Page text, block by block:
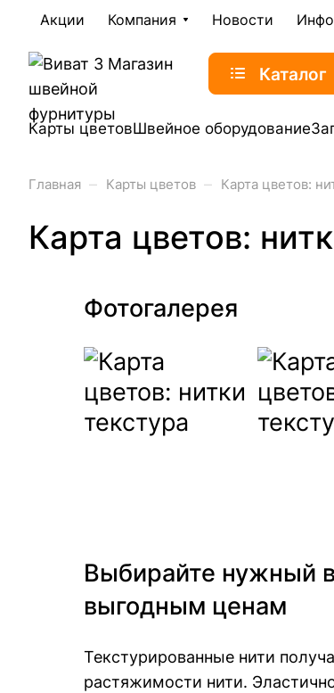
Акции Компания Новости
Каталог
Карты цветовШвейное оборудование
Главная – Карты цветов – Карта цветов:
Карта цветов:
Фотогалерея
Выбирайте нужный
выгодным ценам
Текстурированные нити
растяжимости нити.